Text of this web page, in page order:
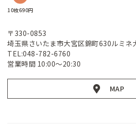
10枚690円
〒330-0853
埼玉県さいたま市大宮区錦町630ルミネ
TEL:048-782-6760
営業時間 10:00～20:30
MAP